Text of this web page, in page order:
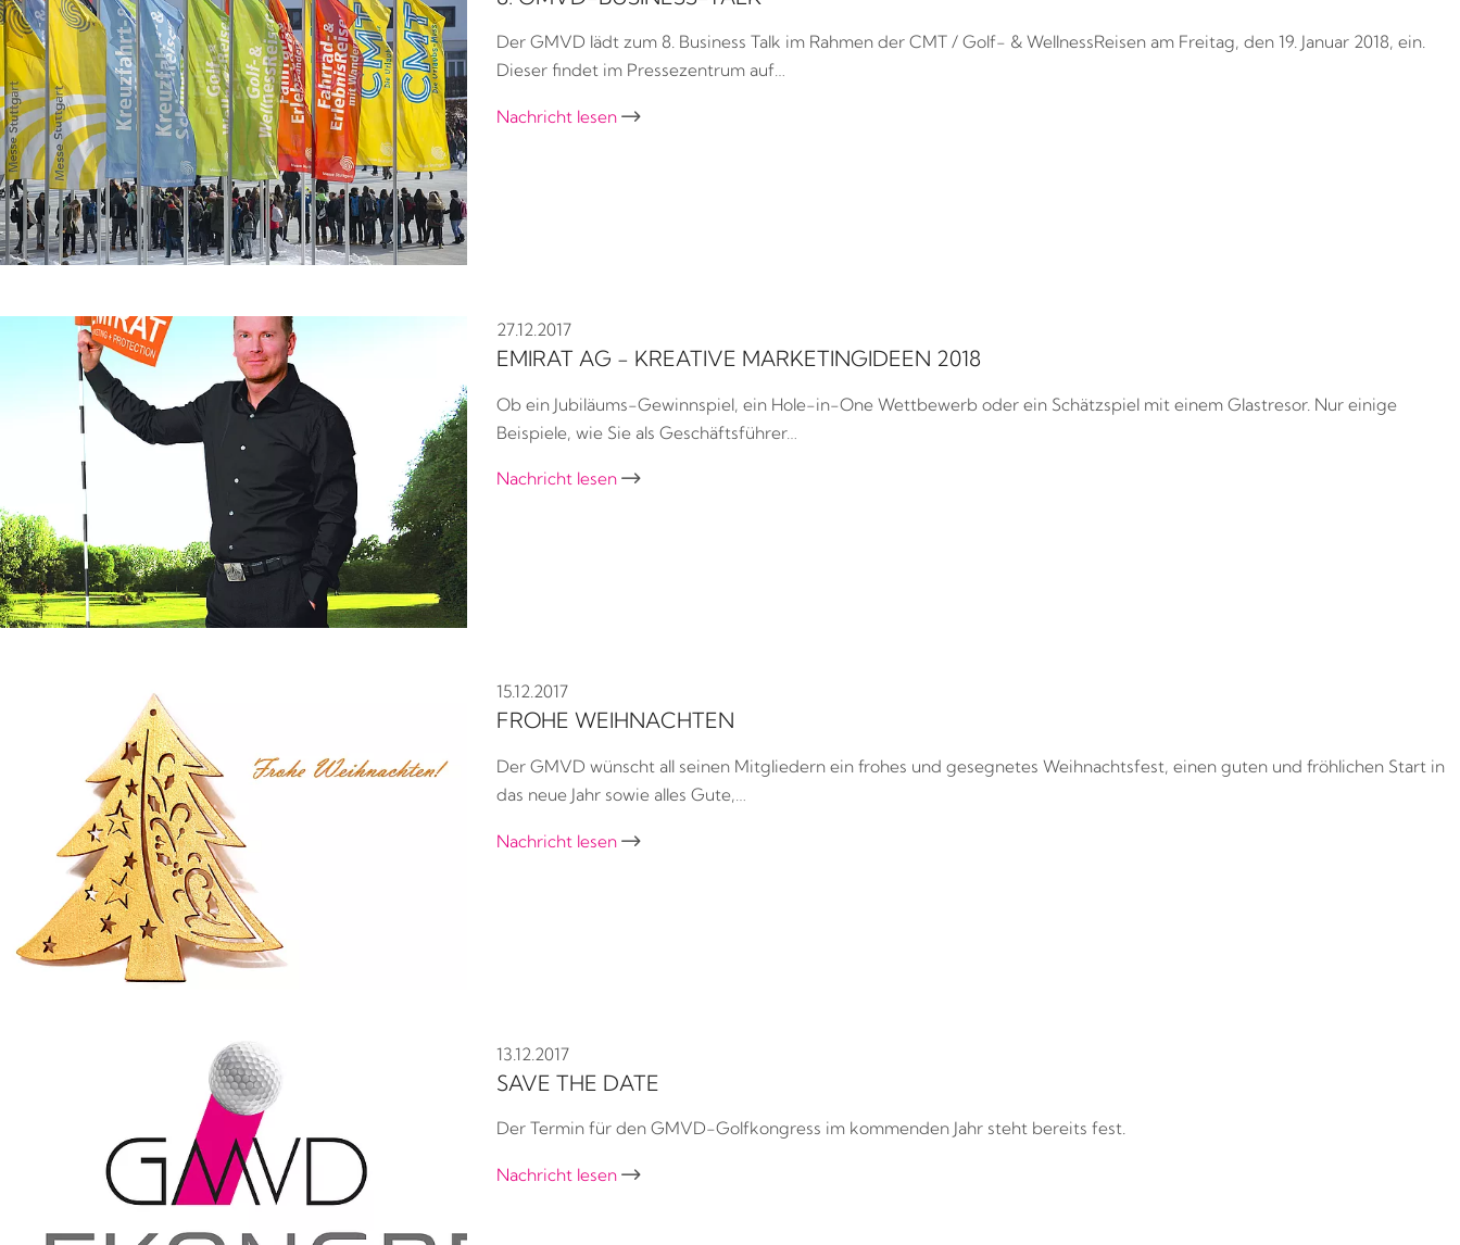
Der GMVD lädt zum 8. Business Talk im Rahmen der CMT / Golf- & WellnessReisen am Freitag, den 19. Januar 2018, ein.
Dieser findet im Pressezentrum auf…
Nachricht lesen 
27.12.2017
EMIRAT AG - KREATIVE MARKETINGIDEEN 2018
Ob ein Jubiläums-Gewinnspiel, ein Hole-in-One Wettbewerb oder ein Schätzspiel mit einem Glastresor. Nur einige
Beispiele, wie Sie als Geschäftsführer…
Nachricht lesen 
15.12.2017
FROHE WEIHNACHTEN
Der GMVD wünscht all seinen Mitgliedern ein frohes und gesegnetes Weihnachtsfest, einen guten und fröhlichen Start in
das neue Jahr sowie alles Gute,…
Nachricht lesen 
13.12.2017
SAVE THE DATE
Der Termin für den GMVD-Golfkongress im kommenden Jahr steht bereits fest.
Nachricht lesen 